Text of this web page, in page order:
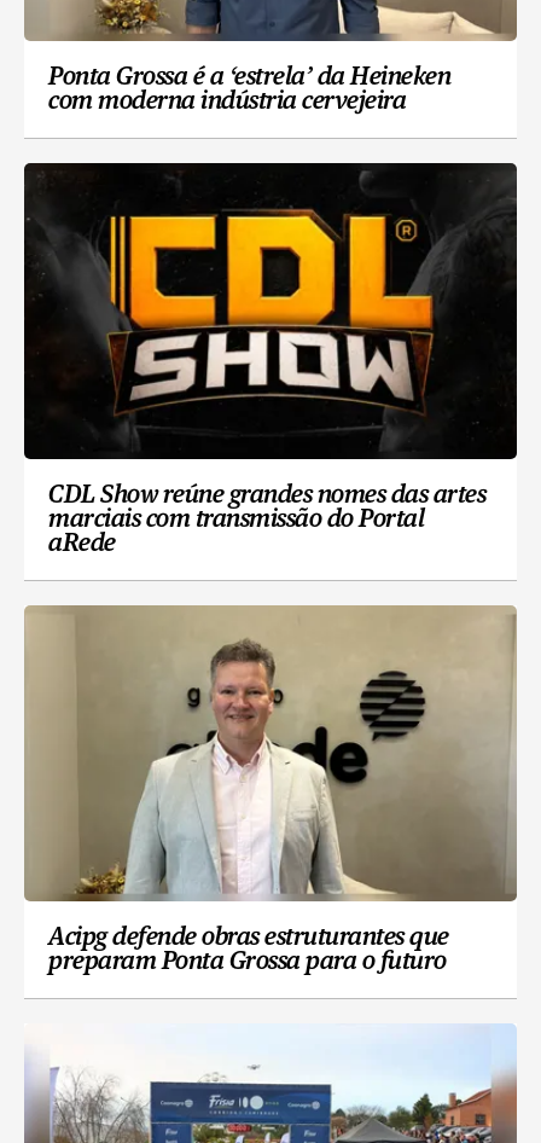
Ponta Grossa é a ‘estrela’ da Heineken
com moderna indústria cervejeira
CDL Show reúne grandes nomes das artes
marciais com transmissão do Portal
aRede
Acipg defende obras estruturantes que
preparam Ponta Grossa para o futuro